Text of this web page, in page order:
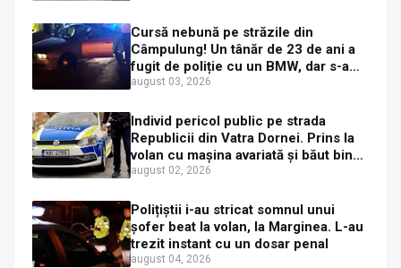
Cursă nebună pe străzile din
Câmpulung! Un tânăr de 23 de ani a
fugit de poliție cu un BMW, dar s-a
oprit într-un gard de pe strada
august 03, 2026
Individ pericol public pe strada
Republicii din Vatra Dornei. Prins la
volan cu mașina avariată și băut bine,
în plină zi
august 02, 2026
Polițiștii i-au stricat somnul unui
șofer beat la volan, la Marginea. L-au
trezit instant cu un dosar penal
august 04, 2026